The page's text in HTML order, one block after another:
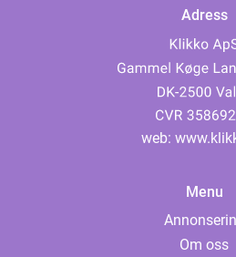
Adress
web:
Menu
Om oss